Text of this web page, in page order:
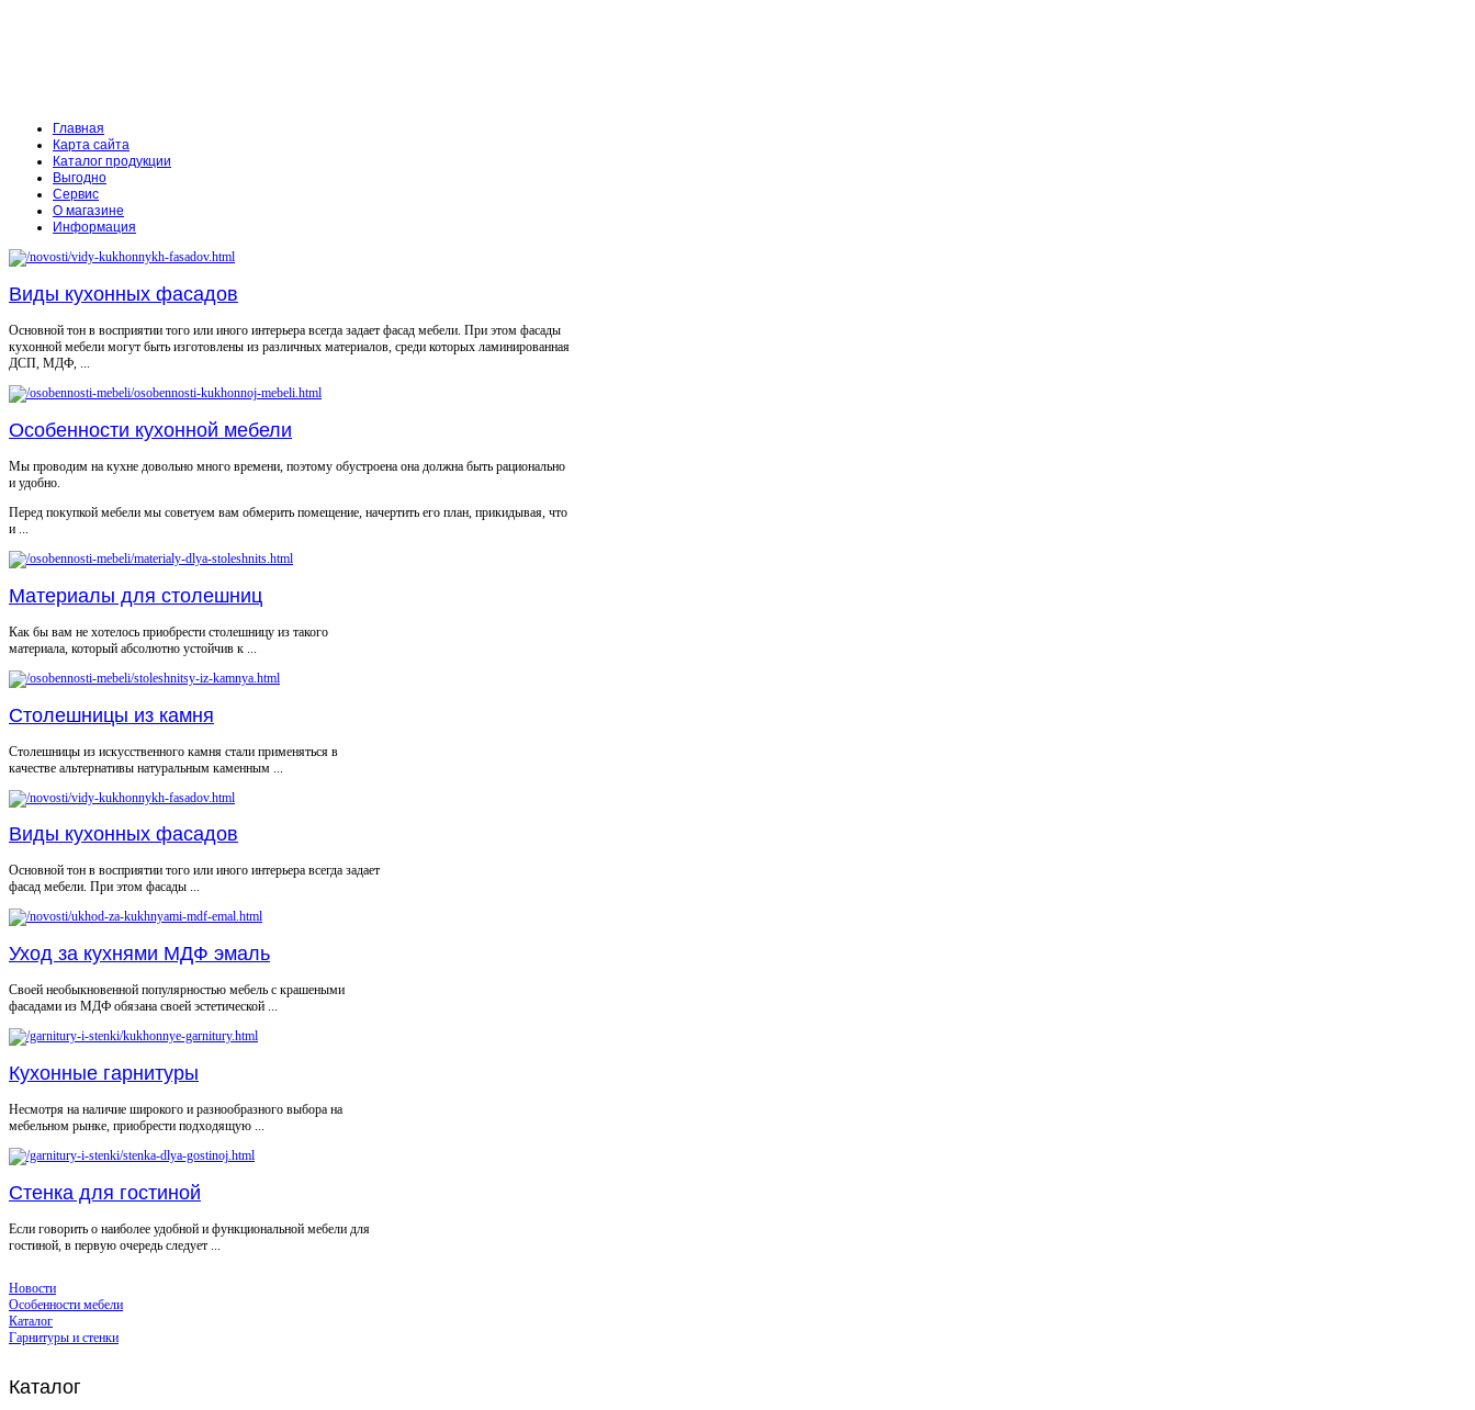
Главная
Карта сайта
Каталог продукции
Выгодно
Сервис
О магазине
Информация
Виды кухонных фасадов
Основной тон в восприятии того или иного интерьера всегда задает фасад мебели. При этом фасады
кухонной мебели могут быть изготовлены из различных материалов, среди которых ламинированная
ДСП, МДФ, ...
Особенности кухонной мебели
Мы проводим на кухне довольно много времени, поэтому обустроена она должна быть рационально
и удобно.
Перед покупкой мебели мы советуем вам обмерить помещение, начертить его план, прикидывая, что
и ...
Материалы для столешниц
Как бы вам не хотелось приобрести столешницу из такого
материала, который абсолютно устойчив к ...
Столешницы из камня
Столешницы из искусственного камня стали применяться в
качестве альтернативы натуральным каменным ...
Виды кухонных фасадов
Основной тон в восприятии того или иного интерьера всегда задает
фасад мебели. При этом фасады ...
Уход за кухнями МДФ эмаль
Своей необыкновенной популярностью мебель с крашеными
фасадами из МДФ обязана своей эстетической ...
Кухонные гарнитуры
Несмотря на наличие широкого и разнообразного выбора на
мебельном рынке, приобрести подходящую ...
Стенка для гостиной
Если говорить о наиболее удобной и функциональной мебели для
гостиной, в первую очередь следует ...
Новости
Особенности мебели
Каталог
Гарнитуры и стенки
Каталог